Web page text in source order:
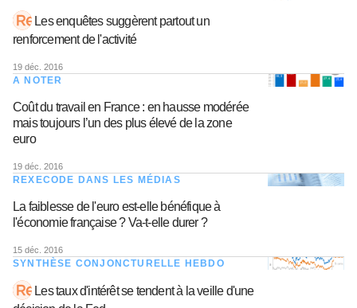
Les enquêtes suggèrent partout un
renforcement de l'activité
19 déc. 2016
A NOTER
Coût du travail en France : en hausse modérée
mais toujours l’un des plus élevé de la zone
euro
19 déc. 2016
REXECODE DANS LES MÉDIAS
La faiblesse de l'euro est-elle bénéfique à
l'économie française ? Va-t-elle durer ?
15 déc. 2016
SYNTHÈSE CONJONCTURELLE HEBDO
Les taux d'intérêt se tendent à la veille d'une